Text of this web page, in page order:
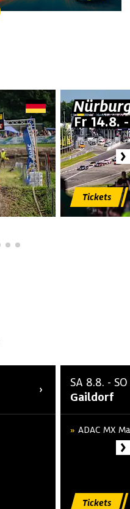
Fr 14.8.
Tickets
SA 8.8. - SO
Gaildorf
ADAC MX
Tickets